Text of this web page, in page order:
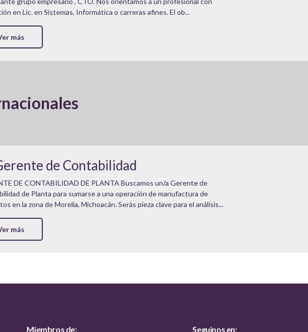
en Lic. en Sistemas, Informática o carreras afines. El ob...
más
de Contabilidad
DE CONTABILIDAD DE PLANTA Buscamos un/a Gerente de
de Planta para sumarse a una operación de manufactura de
en la zona de Morelia, Michoacán. Serás pieza clave para el análisis...
más
Miembros de: Seguinos en: